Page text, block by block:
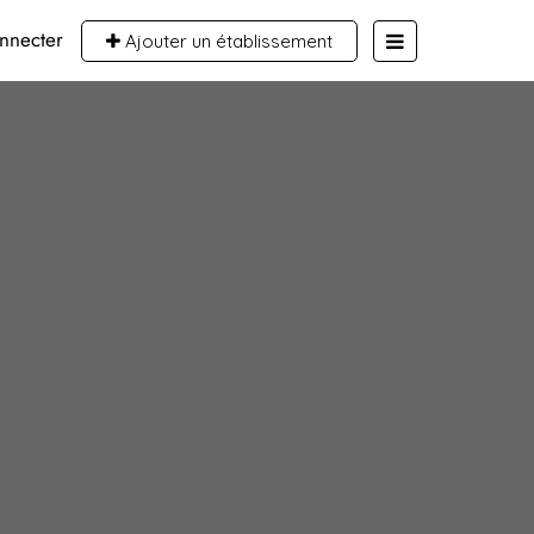
Ajouter un établissement